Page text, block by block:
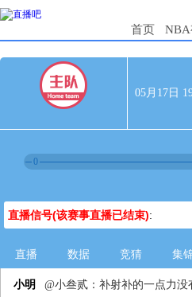
首页 NBA
05月17日
0
直播信号(该赛事直播已结束):
直播 数据 竞猜 集
小明 @小叁贰：补射补的一点力